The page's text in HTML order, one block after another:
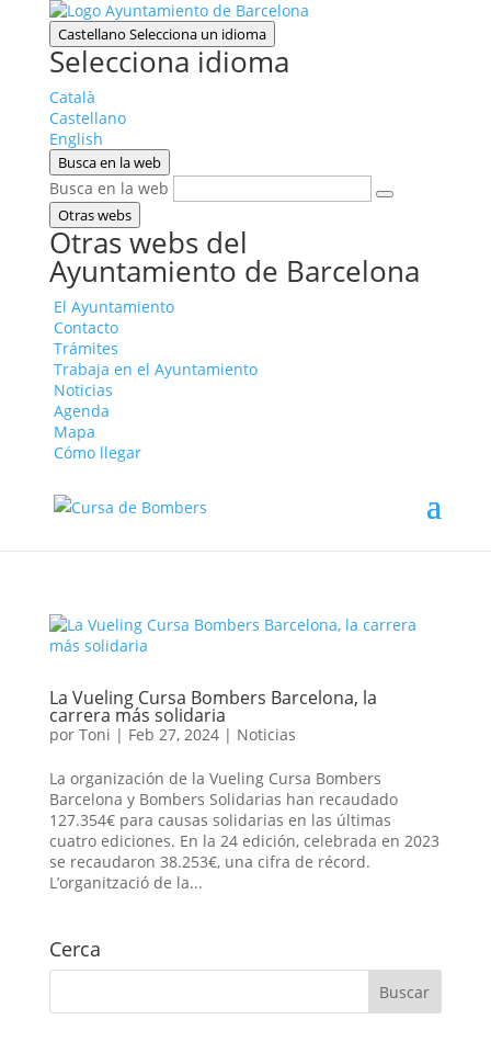
Castellano Selecciona un idioma
Selecciona idioma
Català
Castellano
English
Busca en la web
Busca en la web
Otras webs
Otras webs del
Ayuntamiento de Barcelona
El Ayuntamiento
Contacto
Trámites
Trabaja en el Ayuntamiento
Noticias
Agenda
Mapa
Cómo llegar
La Vueling Cursa Bombers Barcelona, la
carrera más solidaria
por Toni | Feb 27, 2024| Noticias
La organización de la Vueling Cursa Bombers
Barcelona y Bombers Solidarias han recaudado
127.354€ para causas solidarias en las últimas
cuatro ediciones. En la 24 edición, celebrada en 2023
se recaudaron 38.253€, una cifra de récord.
L’organització de la...
Cerca